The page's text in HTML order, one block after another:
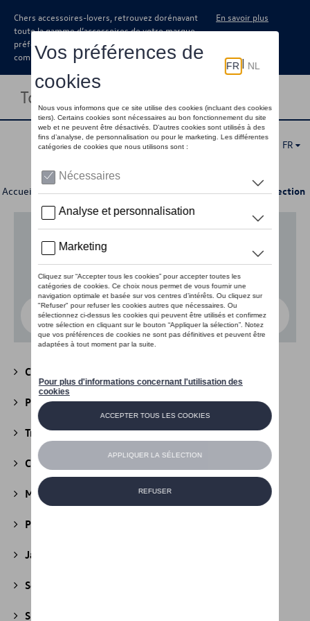
Chers accessoires-lovers, retrouvez dorénavant
toute la gamme d’accessoires de votre marque
préférée sous forme de catalogue à
commander auprès de votre concessionaire.
En savoir plus
Toggle navigation
FR
Accueil >Pour votre Volkswagen >Lifestyle > California Collection
Aucun modèle sélectionné (Tout afficher)
Choisissez un modèle
Camping
Packs(39)
Transport(305)
Confort et protection (841)
Multimédia
Produits d'entretien
Jantes et roues
Securité
Sport et design